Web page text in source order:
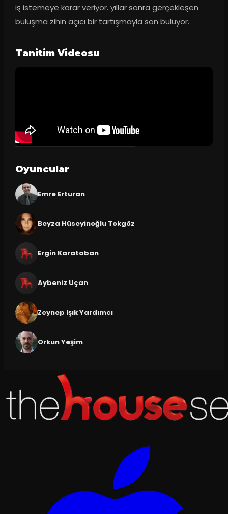
iş istemeye karar veriyor. yıllar sonra gerçekleşen
buluşma zihin açıcı bir tartışmayla son buluyor.
Tanitim Videosu
Oyuncular
Emre Erturan
Beyza Hüseyinoğlu Tokgöz
Ergin Karataban
Aybeniz Uçan
Zeynep Işık Yardımcı
Orkun Yeşim